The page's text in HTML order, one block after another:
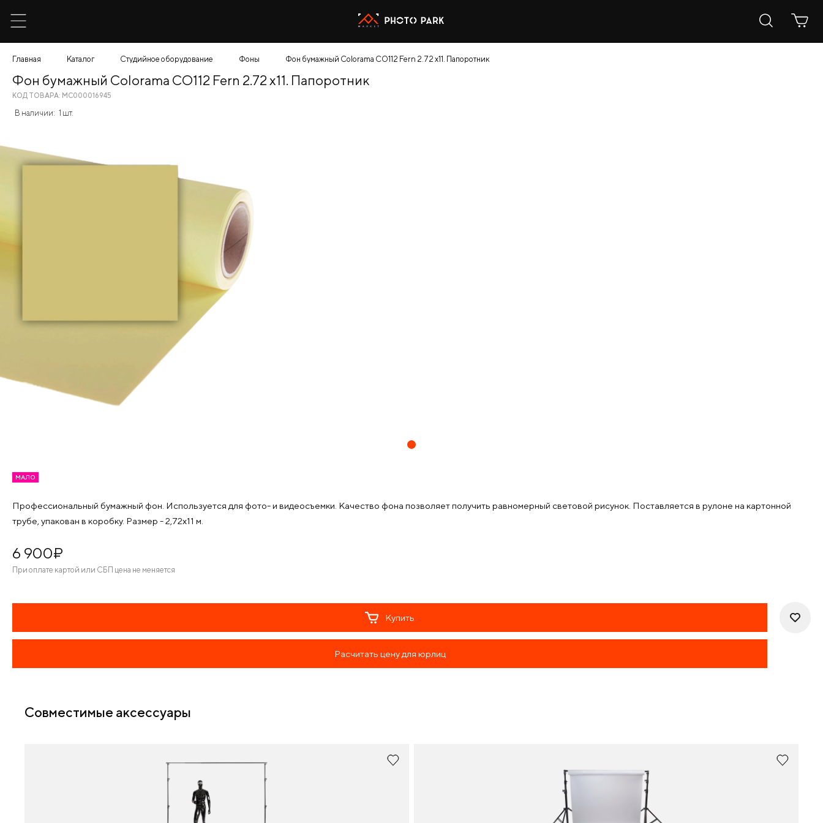
Главная Каталог Студийное оборудование Фоны Фон бумажный Colorama CO112 Fern 2.72 x11. Папоротник
МАЛО
Профессиональный бумажный фон. Используется для фото- и видеосъемки. Качество фона позволяет получить равномерный световой рисунок. Поставляется в рулоне на картонной
трубе, упакован в коробку. Размер - 2,72х11 м.
6 900¤
При оплате картой или СБП цена не меняется
Купить
Расчитать цену для юрлиц
Совместимые аксессуары
Фон бумажный Colorama CO112 Fern 2.72 x11. Папоротник
КОД ТОВАРА: МС000016945
В наличии: 1 шт.